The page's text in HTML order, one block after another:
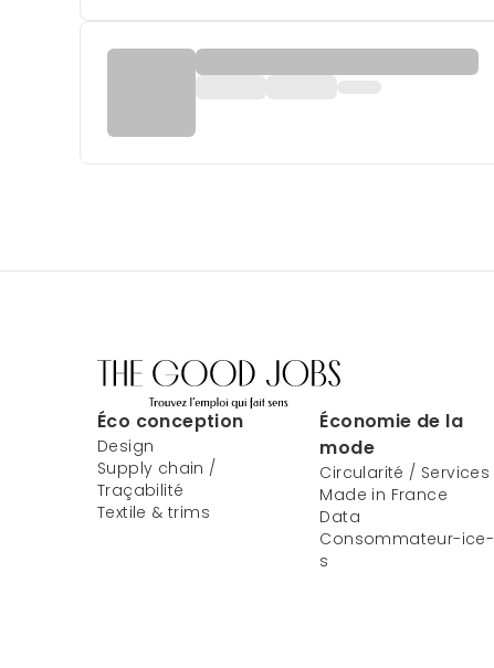
Éco conception
Design
Supply chain /
Traçabilité
Textile & trims
Économie de la
mode
Circularité / Services
Made in France
Data
Consommateur-ice-
s